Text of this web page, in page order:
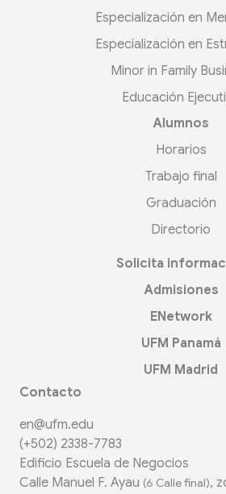
Especialización en
Especialización en
Minor in Family
Educación
Alumnos
Horarios
Trabajo final
Graduación
Directorio
Solicita
Admisiones
ENetwork
UFM Panamá
UFM Madrid
Contacto
en@ufm.edu
(+502) 2338-7783
Edificio Escuela de Negocios
Calle Manuel F. Ayau (6 Calle final),